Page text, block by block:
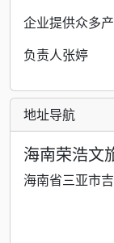
企业提供众多产
负责人张婷
地址导航
海南荣浩文
海南省三亚市